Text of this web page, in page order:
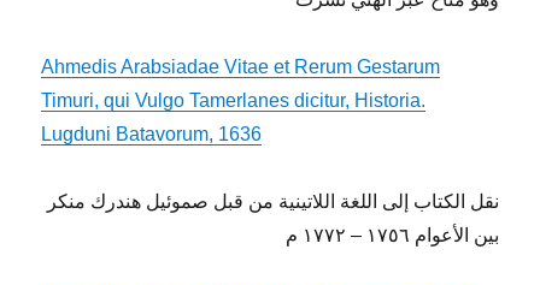
Ahmedis Arabsiadae Vitae et Rerum Gestarum
Timuri, qui Vulgo Tamerlanes dicitur, Historia.
Lugduni Batavorum, 1636
نقل الكتاب إلى اللغة اللاتينية من قبل صموئيل هندرك منكر
بين الأعوام ١٧٥٦ – ١٧٧٢ م